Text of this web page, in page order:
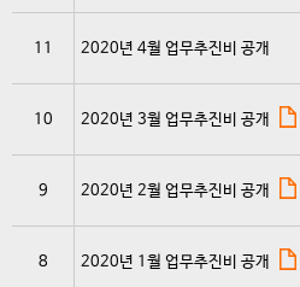
11 2020년 4월 업무추진비 공개
10 2020년 3월 업무추진비 공개
9 2020년 2월 업무추진비 공개
8 2020년 1월 업무추진비 공개